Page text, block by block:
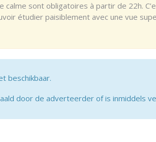
calme sont obligatoires à partir de 22h.
étudier paisiblement avec une vue
beschikbaar.
door de adverteerder of is inmiddels